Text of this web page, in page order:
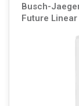
Busch-
Future